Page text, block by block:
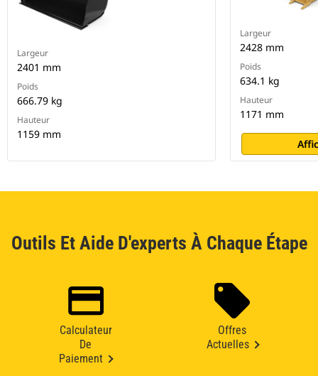
Largeur
2401 mm
Poids
666.79 kg
Hauteur
1159 mm
Largeur
2428 mm
Poids
634.1 kg
Hauteur
1171 mm
Outils Et Aide D'experts À Chaque Étape
Calculateur
De
Paiement
Offres
Actuelles